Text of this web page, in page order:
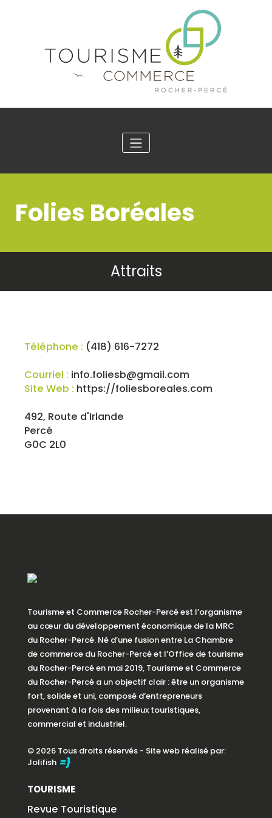
Folies Boréales
Attraits
Téléphone : (418) 616-7272
Courriel : info.foliesb@gmail.com
Site Web : https://foliesboreales.com
492, Route d'Irlande
Percé
G0C 2L0
Tourisme et Commerce Rocher-Percé est l’organisme
au cœur du développement économique de la MRC
du Rocher-Percé. Né d’une fusion entre La Chambre
de commerce du Rocher-Percé et l’Office de tourisme
du Rocher-Percé en mai 2019, Tourisme et Commerce
du Rocher-Percé a un objectif clair : être un organisme
fort, solide et uni, composé d’entrepreneurs
provenant à la fois des milieux touristiques,
commercial et industriel.
© 2026 Tous droits réservés - Site web réalisé par:
Jolifish
TOURISME
Revue Touristique